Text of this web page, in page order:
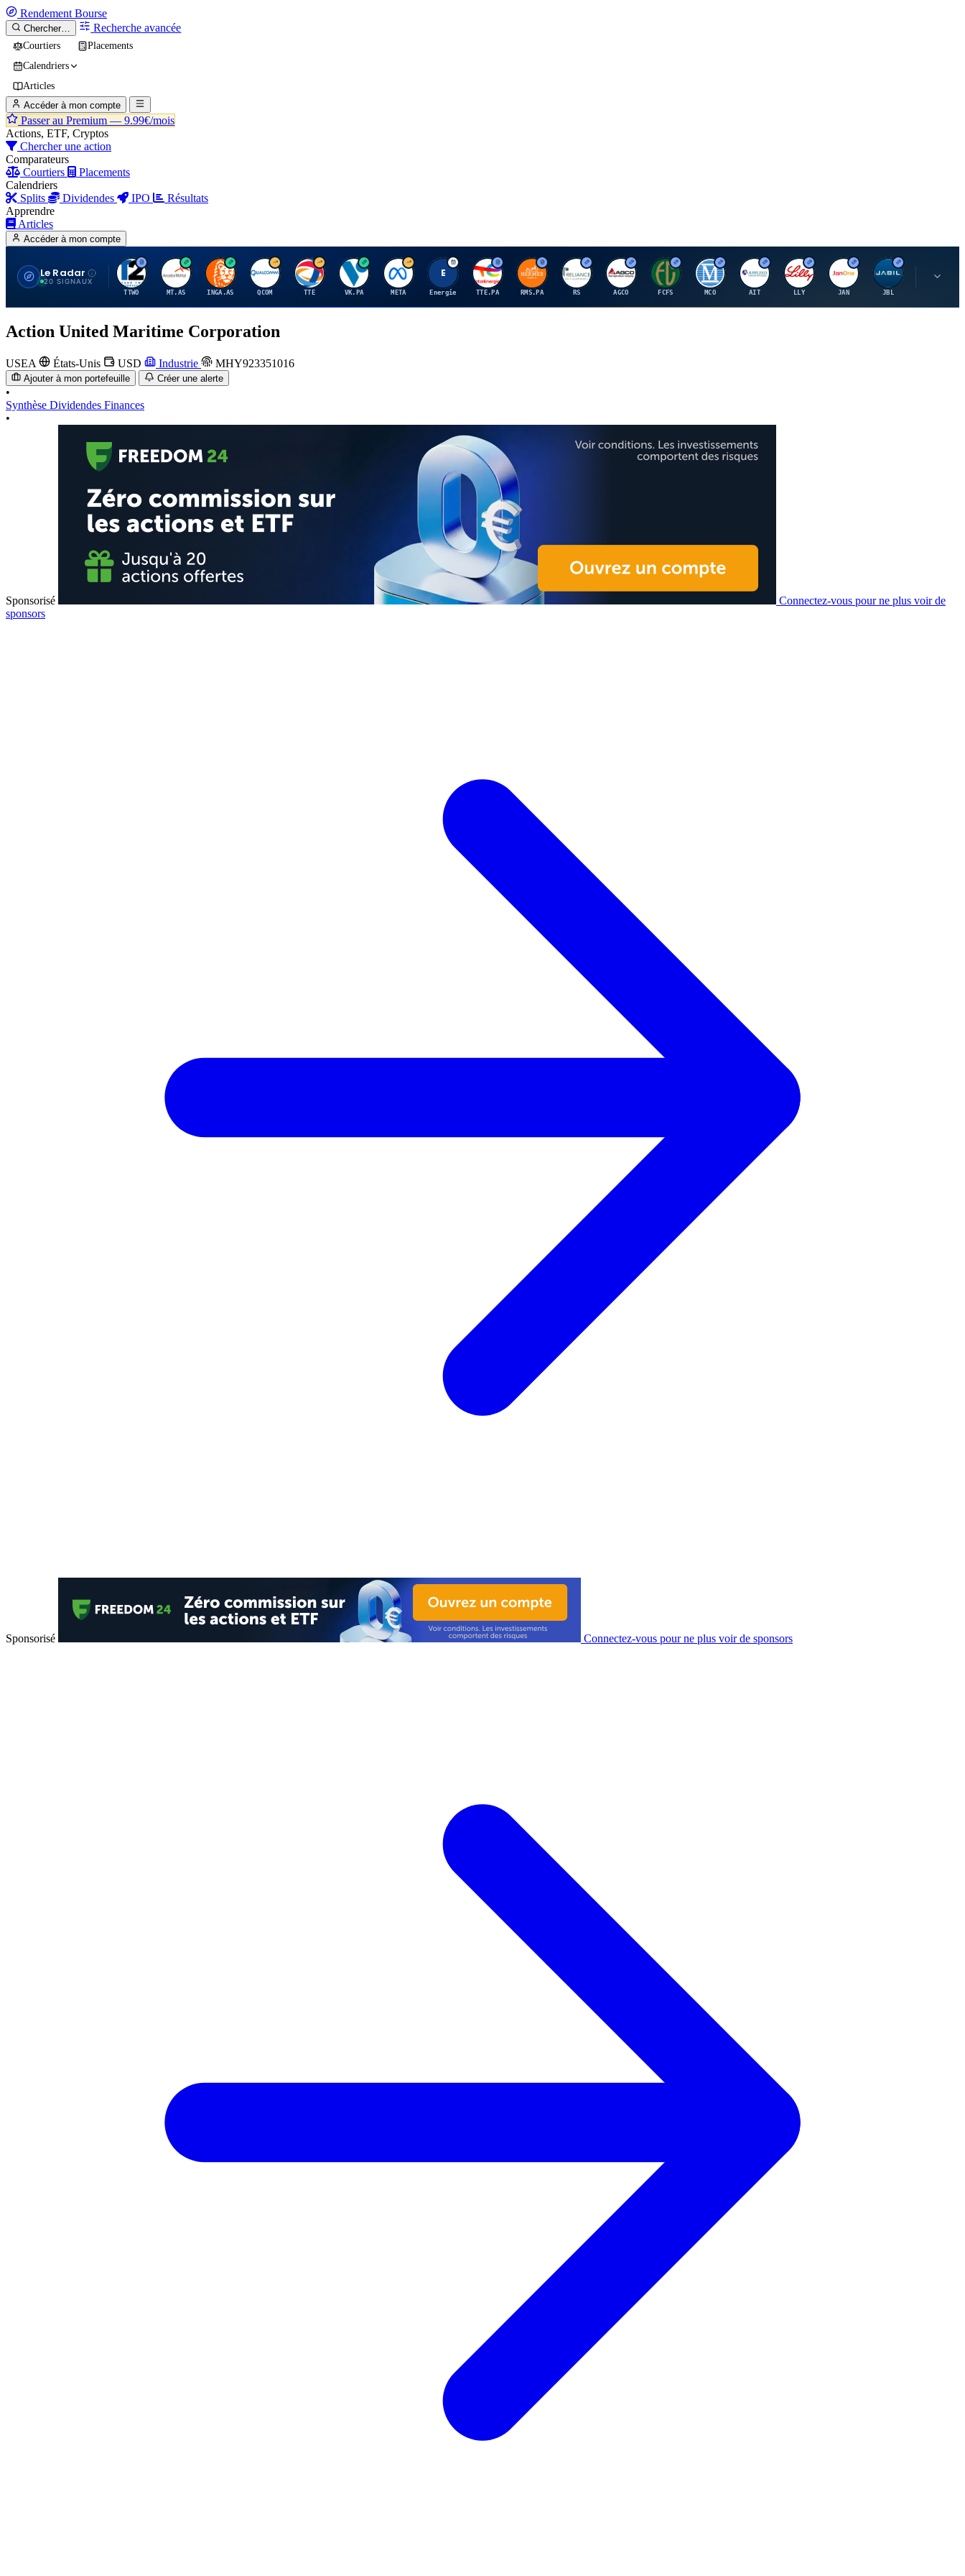
Rendement Bourse
Chercher… Recherche avancée
Courtiers
Placements
Calendriers
Articles
Accéder à mon compte
Passer au Premium — 9.99€/mois
Actions, ETF, Cryptos
Chercher une action
Comparateurs
Courtiers
Placements
Calendriers
Splits
Dividendes IPO
Résultats
Apprendre
Articles
Accéder à mon compte
Le Radar
20 SIGNAUX
T
TTWO
A
MT.AS
I
INGA.AS
Q
QCOM
T
TTE
V
VK.PA
M
META
E
Energie
T
TTE.PA
H
RMS.PA
R
RS
A
AGCO
F
FCFS
M
MCO
A
AIT
E
LLY
J
JAN
J
JBL
P
Action United Maritime Corporation
USEA États-Unis USD Industrie MHY923351016
Ajouter à mon portefeuille Créer une alerte
•
Synthèse Dividendes Finances
•
Sponsorisé
Connectez-vous pour ne plus voir de
sponsors
Sponsorisé Connectez-vous pour ne plus voir de sponsors